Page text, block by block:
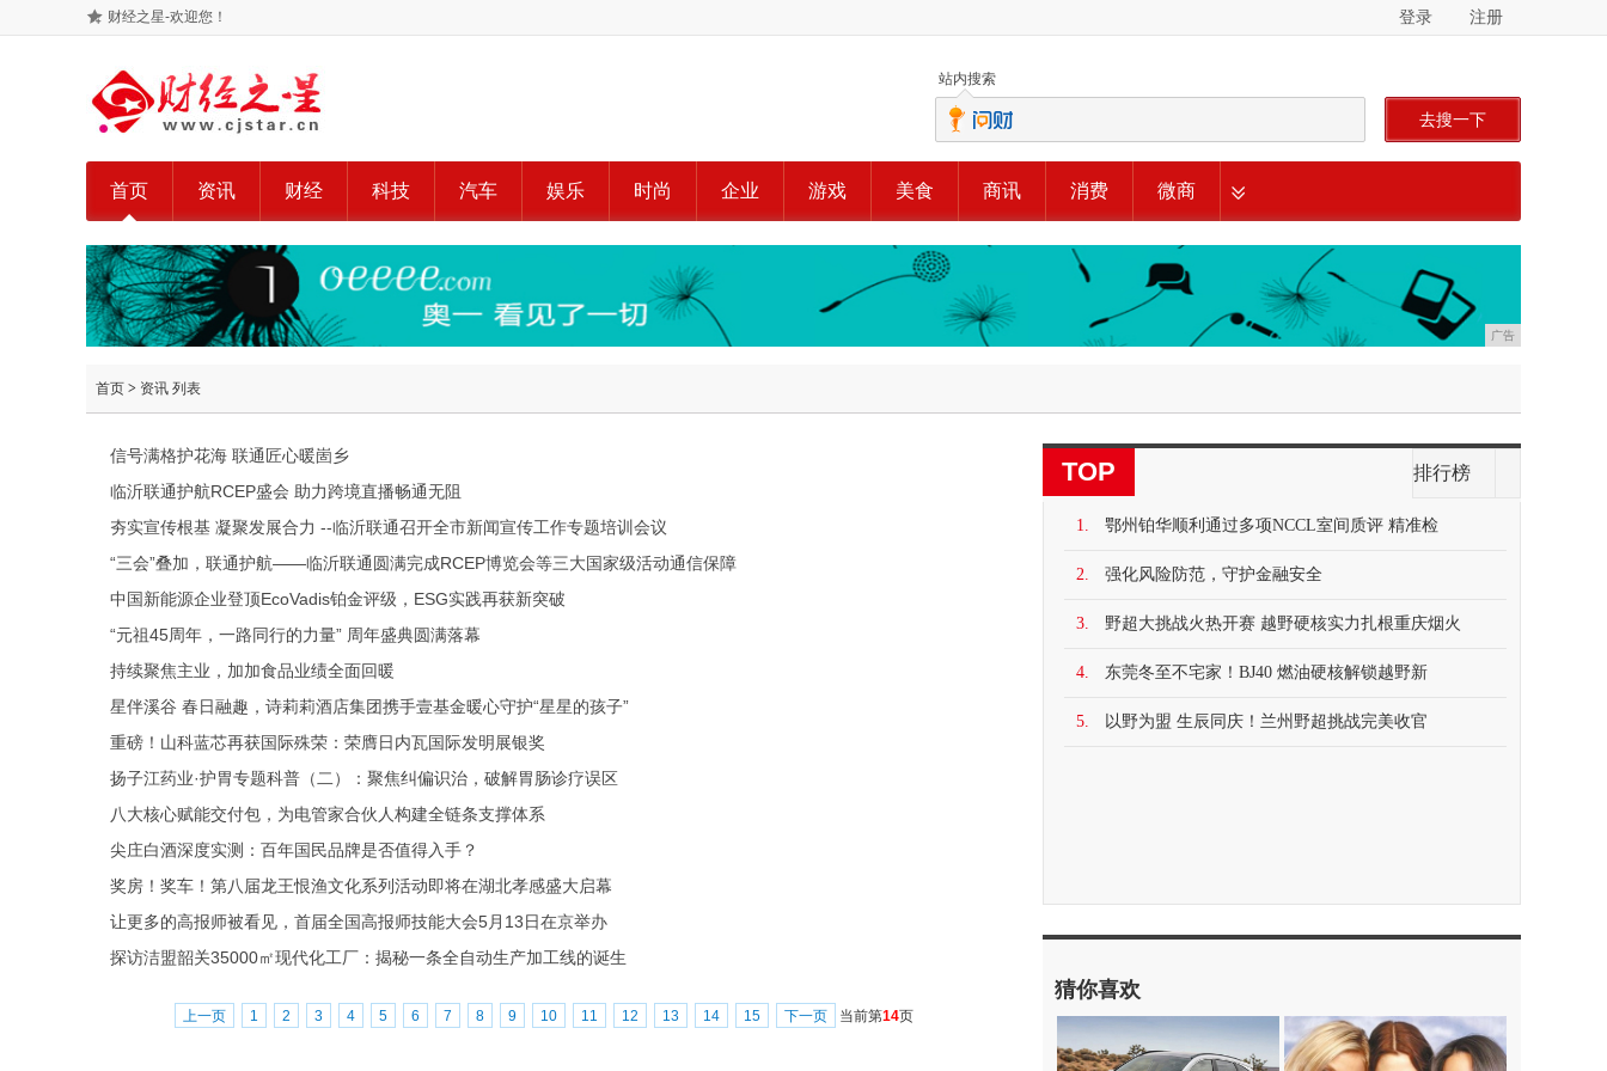
财经之星-欢迎您！ 登录 注册
站内搜索
去搜一下
首页 资讯 财经 科技 汽车 娱乐 时尚 企业 游戏 美食 商讯 消费 微商
广告
首页 > 资讯 列表
信号满格护花海 联通匠心暖崮乡
临沂联通护航RCEP盛会 助力跨境直播畅通无阻
夯实宣传根基 凝聚发展合力 --临沂联通召开全市新闻宣传工作专题培训会议
“三会”叠加，联通护航——临沂联通圆满完成RCEP博览会等三大国家级活动通信保障
中国新能源企业登顶EcoVadis铂金评级，ESG实践再获新突破
“元祖45周年，一路同行的力量” 周年盛典圆满落幕
持续聚焦主业，加加食品业绩全面回暖
星伴溪谷 春日融趣，诗莉莉酒店集团携手壹基金暖心守护“星星的孩子”
重磅！山科蓝芯再获国际殊荣：荣膺日内瓦国际发明展银奖
扬子江药业·护胃专题科普（二）：聚焦纠偏识治，破解胃肠诊疗误区
八大核心赋能交付包，为电管家合伙人构建全链条支撑体系
尖庄白酒深度实测：百年国民品牌是否值得入手？
奖房！奖车！第八届龙王恨渔文化系列活动即将在湖北孝感盛大启幕
让更多的高报师被看见，首届全国高报师技能大会5月13日在京举办
探访洁盟韶关35000㎡现代化工厂：揭秘一条全自动生产加工线的诞生
上一页 1 2 3 4 5 6 7 8 9 10 11 12 13 14 15 下一页 当前第14页
TOP 排行榜
1. 鄂州铂华顺利通过多项NCCL室间质评 精准检
2. 强化风险防范，守护金融安全
3. 野超大挑战火热开赛 越野硬核实力扎根重庆烟火
4. 东莞冬至不宅家！BJ40 燃油硬核解锁越野新
5. 以野为盟 生辰同庆！兰州野超挑战完美收官
猜你喜欢